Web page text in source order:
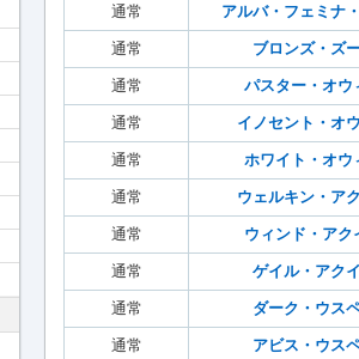
通常 アルバ・フェミナ
通常 ブロンズ・ズ
通常 パスター・オウ
通常 イノセント・オ
通常 ホワイト・オウ
通常 ウェルキン・ア
通常 ウィンド・アク
通常 ゲイル・アク
通常 ダーク・ウス
通常 アビス・ウス